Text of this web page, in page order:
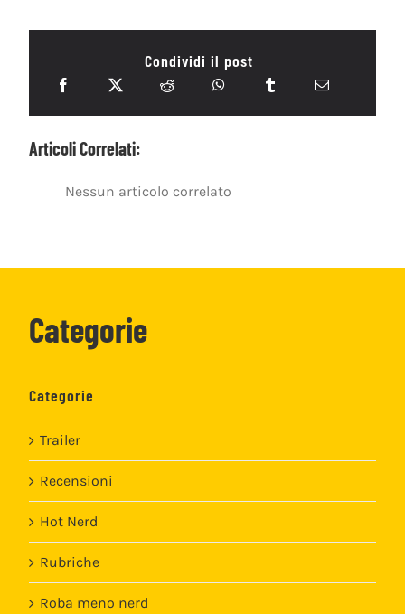
Condividi il post
Articoli Correlati:
Nessun articolo correlato
Categorie
Categorie
Trailer
Recensioni
Hot Nerd
Rubriche
Roba meno nerd